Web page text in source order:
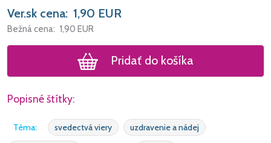
Ver.sk cena: 1,90 EUR
Bežná cena: 1,90 EUR
Pridať do košíka
Popisné štítky:
Téma: svedectvá viery
uzdravenie a nádej